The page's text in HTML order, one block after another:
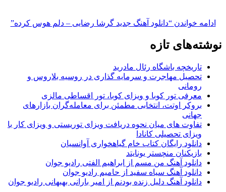
“دانلود آهنگ جدید گرشا رضایی – دلم هوس کرده”
تازه
باشگاه رئال مادرید
مهاجرت و سرمایه گذاری در روسیه بلاروس و
تور کوبا و ویزای کوبا، تور اقساطی مالزی
اوتت، انتخابی مطمئن برای معامله‌گران بازارهای
های میان نحوه دریافت ویزای توریستی و ویزای کار با
تحصیلی کانادا
رایگان کتاب خام گیاهخواری آوانسیان
منچستر یونایتد
آهنگ من مسم از ابراهیم الفتی رادیو جوان
آهنگ سیاه سفید از حامیم رادیو جوان
آهنگ دلیل زنده بودنم از امیر بارانی بهبهانی رادیو جوان